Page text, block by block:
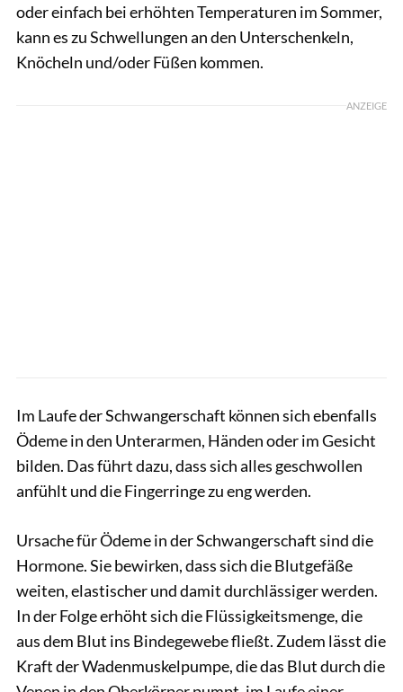
oder einfach bei erhöhten Temperaturen im Sommer,
kann es zu Schwellungen an den Unterschenkeln,
Knöcheln und/oder Füßen kommen.
ANZEIGE
Im Laufe der Schwangerschaft können sich ebenfalls
Ödeme in den Unterarmen, Händen oder im Gesicht
bilden. Das führt dazu, dass sich alles geschwollen
anfühlt und die Fingerringe zu eng werden.
Ursache für Ödeme in der Schwangerschaft sind die
Hormone. Sie bewirken, dass sich die Blutgefäße
weiten, elastischer und damit durchlässiger werden.
In der Folge erhöht sich die Flüssigkeitsmenge, die
aus dem Blut ins Bindegewebe fließt. Zudem lässt die
Kraft der Wadenmuskelpumpe, die das Blut durch die